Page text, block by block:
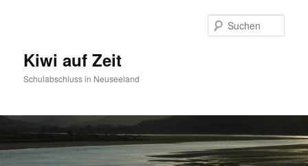
Kiwi auf Zeit
Schulabschluss in Neuseeland